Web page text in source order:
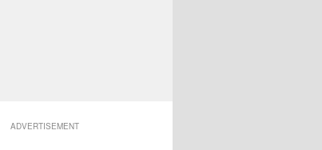
ADVERTISEMENT